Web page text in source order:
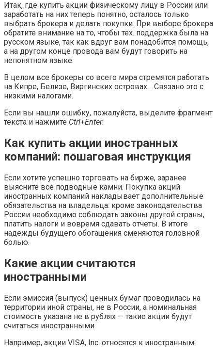
Итак, где купить акции физическому лицу в России или
заработать на них теперь понятно, осталось только
выбрать брокера и делать покупки. При выборе брокера
обратите внимание на то, чтобы тех. поддержка была на
русском языке, так как вдруг вам понадобится помощь,
а на другом конце провода вам будут говорить на
непонятном языке.
В целом все брокеры со всего мира стремятся работать
на Кипре, Белизе, Виргинских островах… Связано это с
низкими налогами.
Если вы нашли ошибку, пожалуйста, выделите фрагмент
текста и нажмите Ctrl+Enter.
Как купить акции иностранных
компаний: пошаговая инструкция
Если хотите успешно торговать на бирже, заранее
выясните все подводные камни. Покупка акций
иностранных компаний накладывает дополнительные
обязательства на владельца: кроме законодательства
России необходимо соблюдать законы другой страны,
платить налоги и вовремя сдавать отчеты. В итоге
надежды будущего обогащения сменяются головной
болью.
Какие акции считаются
иностранными
Если эмиссия (выпуск) ценных бумаг проводилась на
территории иной страны, не в России, а номинальная
стоимость указана не в рублях — такие акции будут
считаться иностранными.
Например, акции VISA, Inc. относятся к иностранным: